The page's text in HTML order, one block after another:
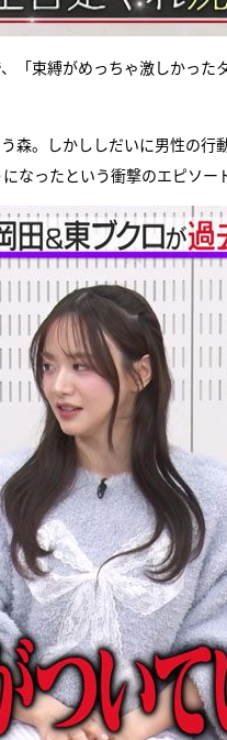
「束縛がめっちゃ激しかっ
森。しかししだいに男性の
なったという衝撃のエピソー